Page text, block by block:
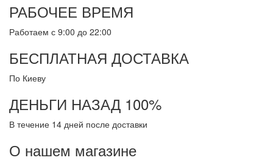
РАБОЧЕЕ ВРЕМЯ
Работаем с 9:00 до 22:00
БЕСПЛАТНАЯ ДОСТАВКА
По Киеву
ДЕНЬГИ НАЗАД 100%
В течение 14 дней после доставки
О нашем магазине